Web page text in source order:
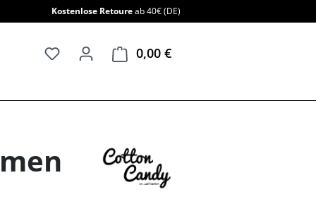
Kostenlose Retoureab 40€ (DE)
0,00 €Warenkorb enthält 0